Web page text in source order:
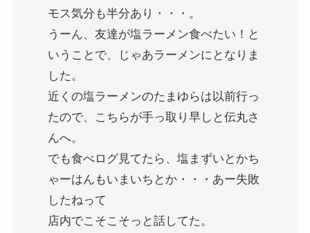
モス気分も半分あり・・・。
うーん、友達が塩ラーメン食べたい！と
いうことで、じゃあラーメンにとなりま
した。
近くの塩ラーメンのたまゆらは以前行っ
たので、こちらが手っ取り早しと伝丸さ
んへ。
でも食べログ見てたら、塩まずいとかち
ゃーはんもいまいちとか・・・あー失敗
したねって
店内でこそこそっと話してた。